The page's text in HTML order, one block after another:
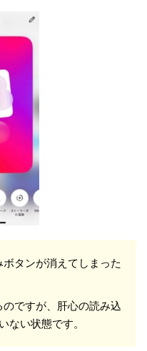
タンが消えてしまった
ですが、肝心の読み込
ない状態です。